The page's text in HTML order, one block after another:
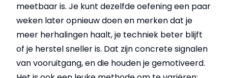
meetbaar is. Je kunt dezelfde oefening een paar
weken later opnieuw doen en merken dat je
meer herhalingen haalt, je techniek beter blijft
of je herstel sneller is. Dat zijn concrete signalen
van vooruitgang, en die houden je gemotiveerd.